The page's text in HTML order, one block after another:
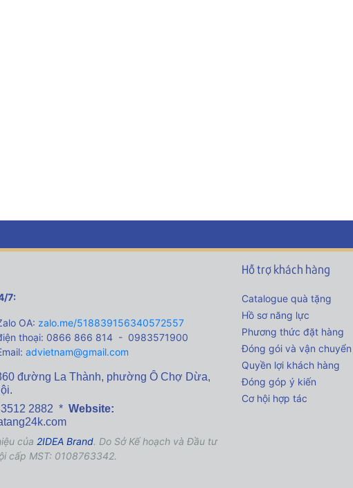
7:
OA: zalo.me/518839156340572557
thoại: 0866 866 814 - 0983571900
advietnam@gmail.com
đường La Thành, phường Ô Chợ Dừa,
2882 * Website:
của 2IDEA Brand. Do Sở Kế hoạch và Đầu tư
cấp MST: 0108763342.
Hỗ trợ khách hàng
Catalogue quà tặng
Hồ sơ năng lực
Phương thức đặt hàng
Đóng gói và vận chuyển
Quyền lợi khách hàng
Đóng góp ý kiến
Cơ hội hợp tác